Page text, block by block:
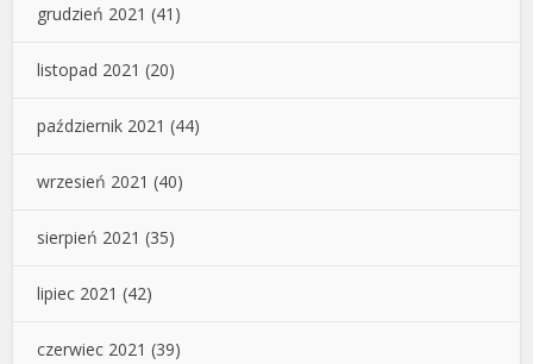
grudzień 2021 (41)
listopad 2021 (20)
październik 2021 (44)
wrzesień 2021 (40)
sierpień 2021 (35)
lipiec 2021 (42)
czerwiec 2021 (39)